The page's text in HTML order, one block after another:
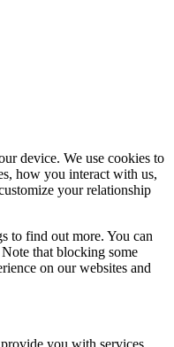
device. We use cookies to
how you interact with us,
your relationship
to find out more. You can
that blocking some
on our websites and
you with services